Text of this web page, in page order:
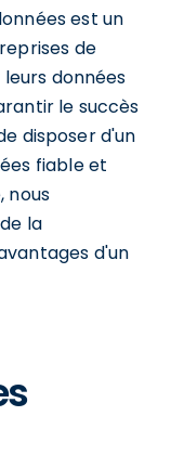
est un
de
données
le succès
disposer d'un
fiable et
nous
la
d'un